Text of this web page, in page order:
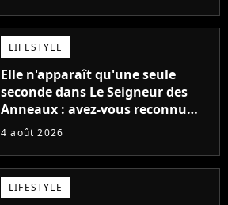
LIFESTYLE
Elle n'apparaît qu'une seule
seconde dans Le Seigneur des
Anneaux : avez-vous reconnu
cette légende du cinéma dans la
4 août 2026
LIFESTYLE